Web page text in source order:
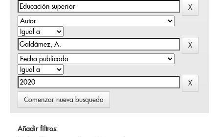
Comenzar nueva busqueda
Añadir filtros: